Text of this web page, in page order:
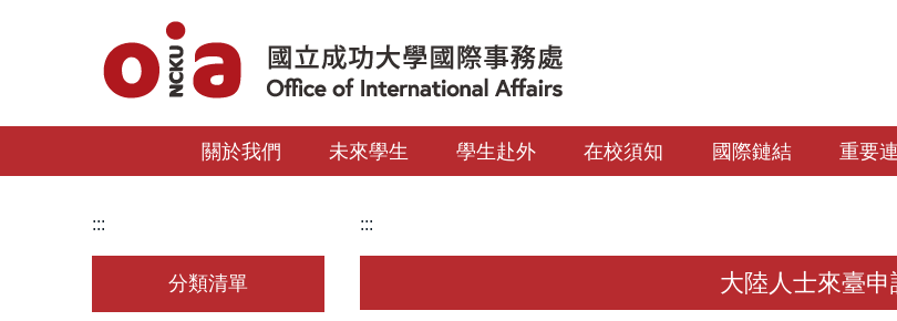
內
區
關於我們 未來學生 學生赴外 在校須知 國際鏈結 重要
:::
分類清單
:::
大陸人士來臺